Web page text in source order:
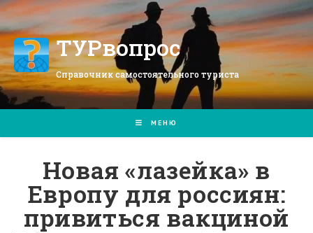
Перейти
к
содержимомуТУРвопрос
Справочник самостоятельного туриста
МЕНЮ
Новая «лазейка» в
Европу для россиян:
привиться вакциной